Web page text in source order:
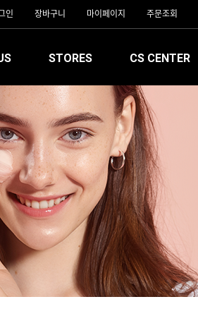
인 장바구니 마이페이지 주문조회
STORES CS CENTER